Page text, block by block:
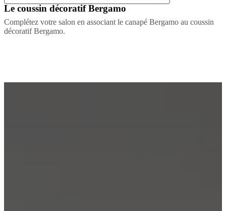
Le coussin décoratif Bergamo
Complétez votre salon en associant le canapé Bergamo au coussin
décoratif Bergamo.